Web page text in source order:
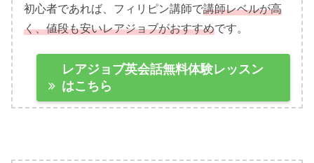
初心者であれば、フィリピン講師で講師レベルが高
く、値段も安いレアジョブがおすすめです。
レアジョブ英会話無料体験レッスン
はこちら